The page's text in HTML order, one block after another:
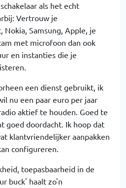
als het echt
Vertrouw je
Nokia, Samsung, Apple, je
met microfoon dan ook
en instanties die je
een dienst gebruikt, ik
nu een paar euro per jaar
aktief te houden. Goed te
goed doordacht. Ik hoop dat
klantvriendelijker aanpakken
configureren.
toepasbaarheid in de
buck' haalt zo'n